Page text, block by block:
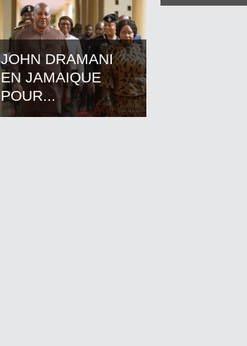
JOHN DRAMANI
EN JAMAIQUE
POUR...